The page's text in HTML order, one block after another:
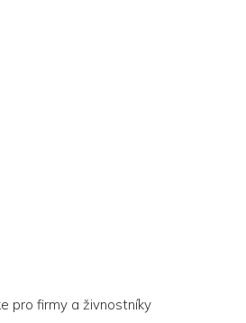
pro firmy a živnostníky